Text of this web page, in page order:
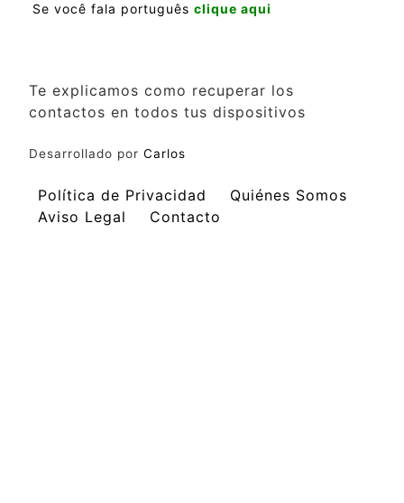
Se você fala português clique aqui
Te explicamos como recuperar los
contactos en todos tus dispositivos
Desarrollado por Carlos
Política de Privacidad
Quiénes Somos
Aviso Legal
Contacto